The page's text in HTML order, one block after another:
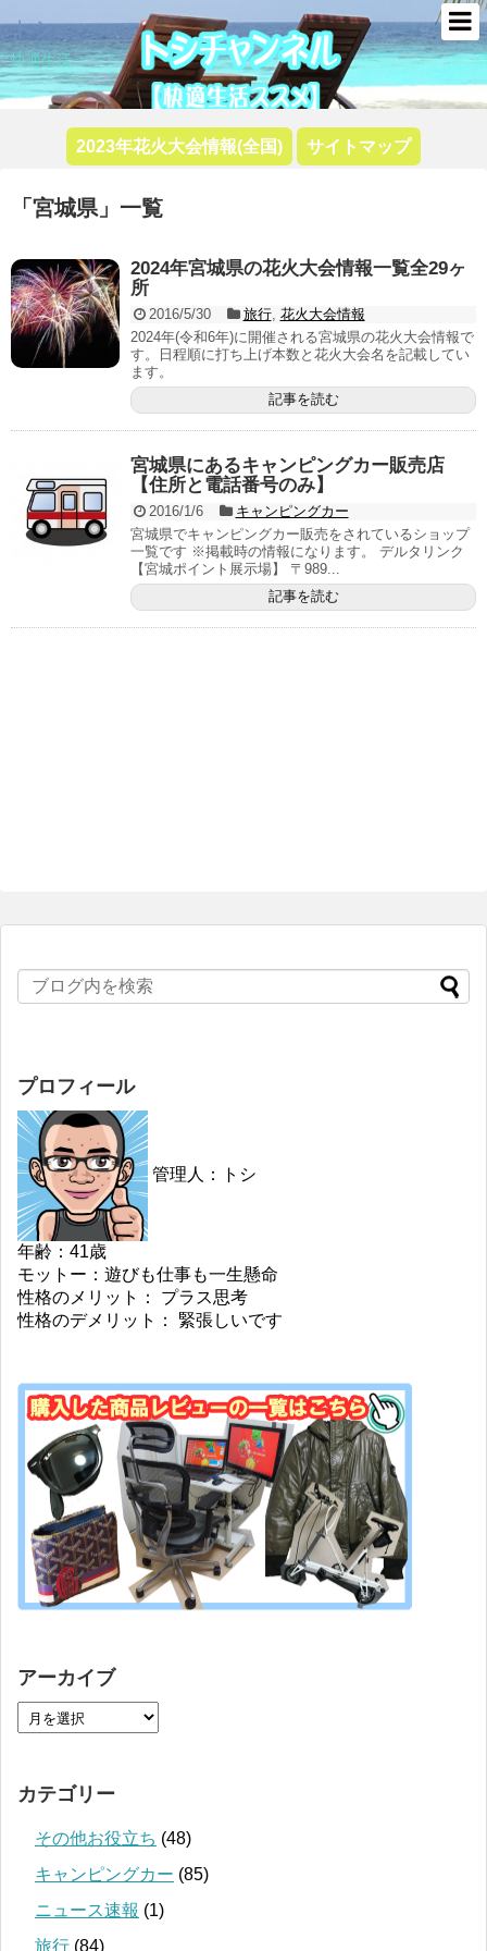
トシ
快適生活
2023年花火大会情報(全国) サイトマップ
「 宮城県 」 一覧
2024年宮城県の花火大会情報一覧全29ヶ
所
2016/5/30 旅行, 花火大会情報
2024年(令和6年)に開催される宮城県の花火大会情報で
す。日程順に打ち上げ本数と花火大会名を記載してい
ます。
記事を読む
宮城県にあるキャンピングカー販売店
【住所と電話番号のみ】
2016/1/6
キャンピングカー
宮城県でキャンピングカー販売をされているショップ
一覧です ※掲載時の情報になります。 デルタリンク
【宮城ポイント展示場】 〒989...
記事を読む
プロフィール
管理人：トシ
年齢：41歳
モットー：遊びも仕事も一生懸命
性格のメリット： プラス思考
性格のデメリット： 緊張しいです
アーカイブ
カテゴリー
その他お役立ち (48)
キャンピングカー (85)
ニュース速報 (1)
旅行 (84)